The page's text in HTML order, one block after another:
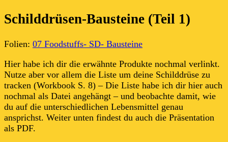
Schilddrüsen-Bausteine (Teil 1)
Folien: 07 Foodstuffs- SD- Bausteine
Hier habe ich dir die erwähnte Produkte nochmal verlinkt.
Nutze aber vor allem die Liste um deine Schilddrüse zu
tracken (Workbook S. 8) – Die Liste habe ich dir hier auch
nochmal als Datei angehängt – und beobachte damit, wie
du auf die unterschiedlichen Lebensmittel genau
ansprichst. Weiter unten findest du auch die Präsentation
als PDF.